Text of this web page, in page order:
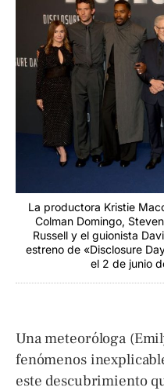
La productora Kristie
Colman Domingo,
Russell y el guionista
estreno de «Disclosure
el 2 de junio
Una meteoróloga
fenómenos
este descubrimiento